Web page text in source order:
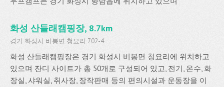
화성 산들래캠핑장, 8.7km
경기 화성시 비봉면 청요리 702-4
화성 산들래캠핑장은 경기 화성시 비봉면 청요리에 위치하고
있으며 잔디 사이트가 총 50개로 구성되어 있고, 전기, 온수, 화
장실, 샤워실, 취사장, 장작판매 등의 편의시설과 운동장을 이